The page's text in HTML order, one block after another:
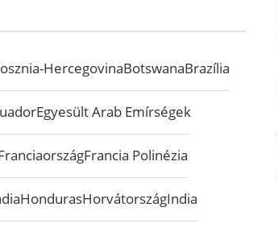
HercegovinaBotswanaBrazília
Egyesült Arab Emírségek
Francia Polinézia
HondurasHorvátországIndia